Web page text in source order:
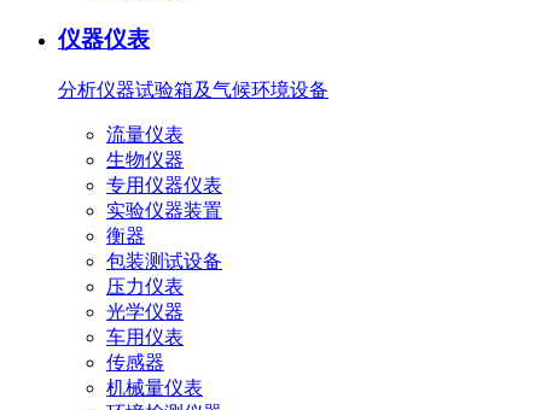
仪器仪表
分析仪器试验箱及气候环境设备
流量仪表
生物仪器
专用仪器仪表
实验仪器装置
衡器
包装测试设备
压力仪表
光学仪器
车用仪表
传感器
机械量仪表